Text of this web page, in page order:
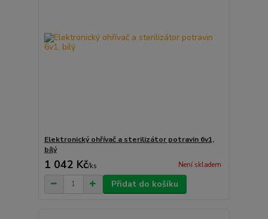
Elektronický ohřívač a sterilizátor potravin 6v1,
bílý
1 042 Kč/ks Není skladem
Přidat do košíku